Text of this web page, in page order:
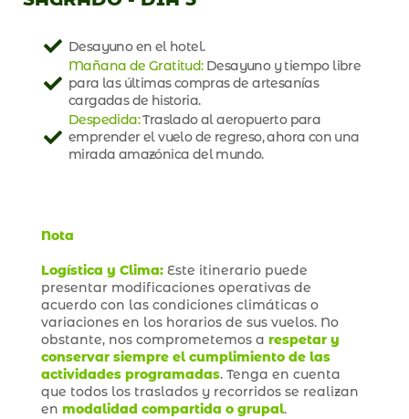
Desayuno en el hotel.
Mañana de Gratitud:Desayuno y tiempo libre
para las últimas compras de artesanías
cargadas de historia.
Despedida:Traslado al aeropuerto para
emprender el vuelo de regreso, ahora con una
mirada amazónica del mundo.
Nota
Logística y Clima: Este itinerario puede
presentar modificaciones operativas de
acuerdo con las condiciones climáticas o
variaciones en los horarios de sus vuelos. No
obstante, nos comprometemos a respetar y
conservar siempre el cumplimiento de las
actividades programadas. Tenga en cuenta
que todos los traslados y recorridos se realizan
en modalidad compartida o grupal.